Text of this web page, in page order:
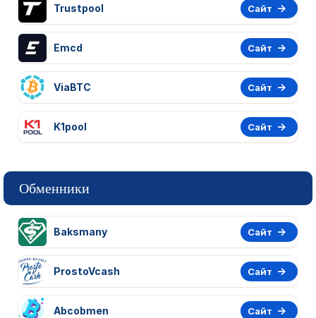
Trustpool Сайт
Emcd Сайт
ViaBTC Сайт
K1pool Сайт
Обменники
Baksmany Сайт
ProstoVcash Сайт
Abcobmen Сайт